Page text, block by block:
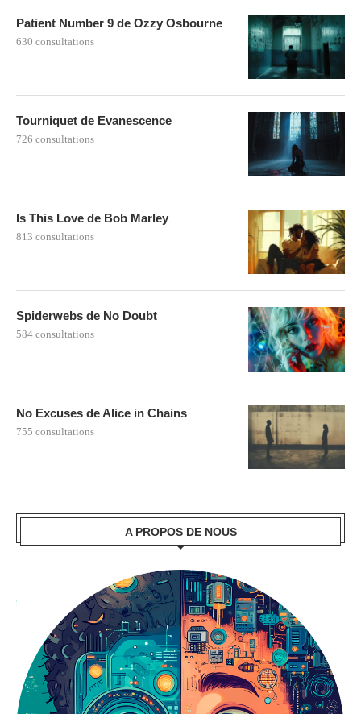
Patient Number 9 de Ozzy Osbourne
630 consultations
Tourniquet de Evanescence
726 consultations
Is This Love de Bob Marley
813 consultations
Spiderwebs de No Doubt
584 consultations
No Excuses de Alice in Chains
755 consultations
A PROPOS DE NOUS